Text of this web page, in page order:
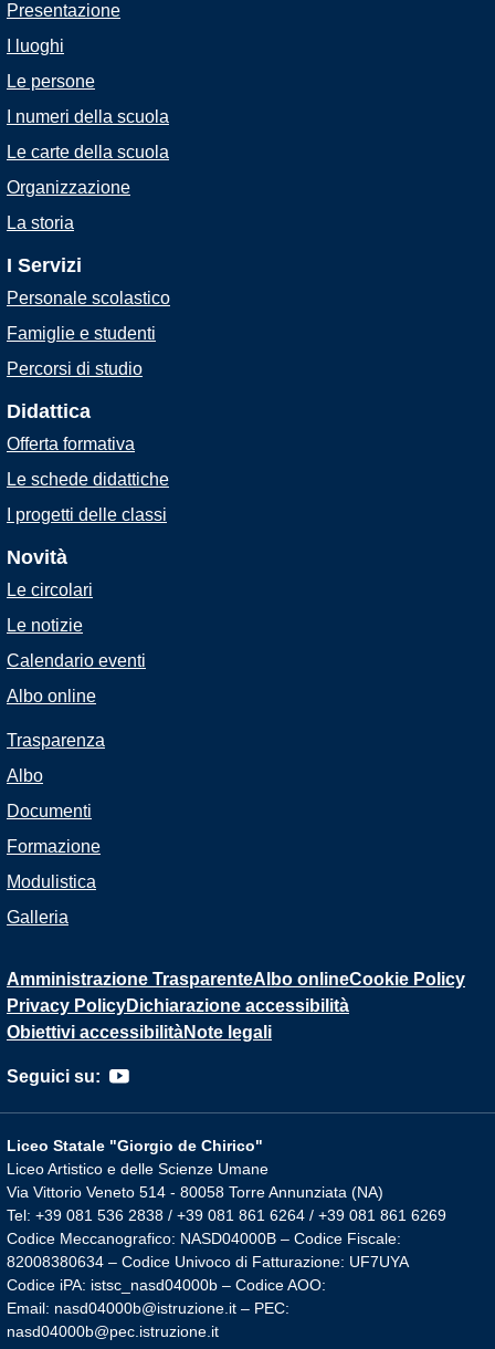
Presentazione
I luoghi
Le persone
I numeri della scuola
Le carte della scuola
Organizzazione
La storia
I Servizi
Personale scolastico
Famiglie e studenti
Percorsi di studio
Didattica
Offerta formativa
Le schede didattiche
I progetti delle classi
Novità
Le circolari
Le notizie
Calendario eventi
Albo online
Trasparenza
Albo
Documenti
Formazione
Modulistica
Galleria
Amministrazione TrasparenteAlbo onlineCookie Policy
Privacy PolicyDichiarazione accessibilità
Obiettivi accessibilitàNote legali
Seguici su:
Liceo Statale "Giorgio de Chirico"
Liceo Artistico e delle Scienze Umane
Via Vittorio Veneto 514 - 80058 Torre Annunziata (NA)
Tel: +39 081 536 2838 / +39 081 861 6264 / +39 081 861 6269
Codice Meccanografico: NASD04000B – Codice Fiscale:
82008380634 – Codice Univoco di Fatturazione: UF7UYA
Codice iPA: istsc_nasd04000b – Codice AOO:
Email: nasd04000b@istruzione.it – PEC:
nasd04000b@pec.istruzione.it